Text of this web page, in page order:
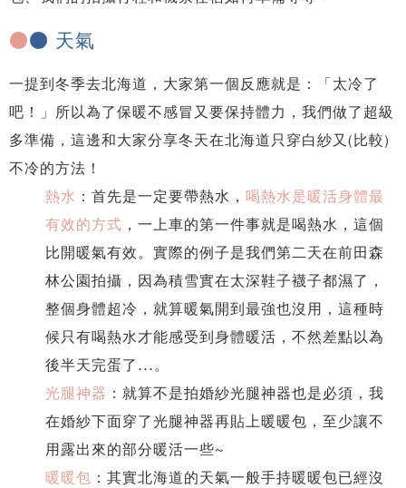
●● 天氣
一提到冬季去北海道，大家第一個反應就是：「太冷了
吧！」所以為了保暖不感冒又要保持體力，我們做了超級
多準備，這邊和大家分享冬天在北海道只穿白紗又(比較)
不冷的方法！
熱水 ：首先是一定要帶熱水， 喝熱水是暖活身體最
有效的方式 ，一上車的第一件事就是喝熱水，這個
比開暖氣有效。實際的例子是我們第二天在前田森
林公園拍攝，因為積雪實在太深鞋子襪子都濕了，
整個身體超冷，就算暖氣開到最強也沒用，這種時
候只有喝熱水才能感受到身體暖活，不然差點以為
後半天完蛋了...。
光腿神器 ：就算不是拍婚紗光腿神器也是必須，我
在婚紗下面穿了光腿神器再貼上暖暖包，至少讓不
用露出來的部分暖活一些~
暖暖包 ：其實北海道的天氣一般手持暖暖包已經沒